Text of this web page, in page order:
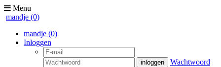
Menu
mandje (0)
mandje (0)
Inloggen
Wachtwoord